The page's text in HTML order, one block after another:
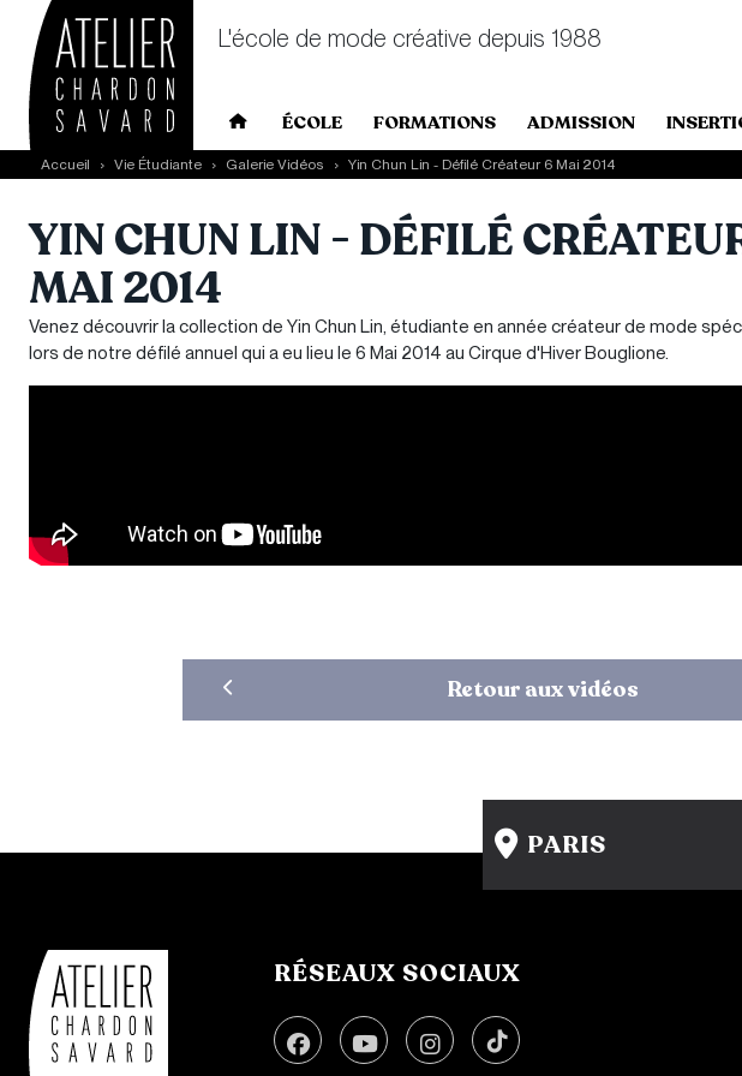
Skip to main content
L'école de mode créative depuis 1988
Main navigation
ÉCOLE FORMATIONS ADMISSION
Accueil Vie Étudiante Galerie Vidéos Yin Chun Lin - Défilé Créateur 6 Mai 2014
YIN CHUN LIN - DÉFILÉ
MAI 2014
Venez découvrir la collection de Yin Chun Lin, étudiante en année créateur de mode
lors de notre défilé annuel qui a eu lieu le 6 Mai 2014 au Cirque d'Hiver Bouglione.
Retour aux vidéos
PARIS
15 rue Gambey - 75011
RÉSEAUX SOCIAUX